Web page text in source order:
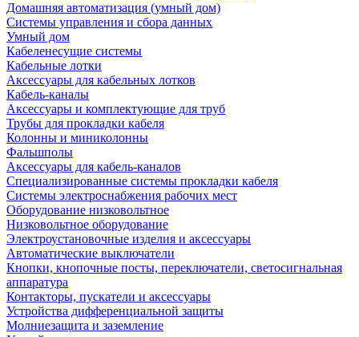
Домашняя автоматизация (умный дом)
Системы управления и сбора данных
Умный дом
Кабеленесущие системы
Кабельные лотки
Аксессуары для кабельных лотков
Кабель-каналы
Аксессуары и комплектующие для труб
Трубы для прокладки кабеля
Колонны и миниколонны
Фальшполы
Аксессуары для кабель-каналов
Специализированные системы прокладки кабеля
Системы электроснабжения рабочих мест
Оборудование низковольтное
Низковольтное оборудование
Электроустановочные изделия и аксессуары
Автоматические выключатели
Кнопки, кнопочные посты, переключатели, светосигнальная
аппаратура
Контакторы, пускатели и аксессуары
Устройства дифференциальной защиты
Молниезащита и заземление